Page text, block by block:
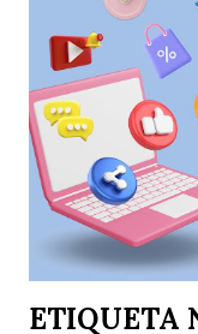
ETIQUETA